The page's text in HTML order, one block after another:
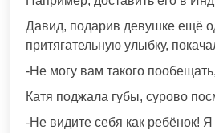
Давид, подарив девушке ещё
притягательную улыбку,
-Не могу вам такого
Катя поджала губы, сурово
-Не видите себя как ребёнок!